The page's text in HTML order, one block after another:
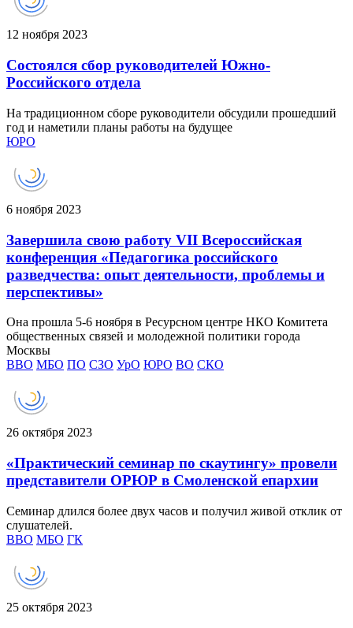
12 ноября 2023
Состоялся сбор руководителей Южно-
Российского отдела
На традиционном сборе руководители обсудили прошедший
год и наметили планы работы на будущее
ЮРО
6 ноября 2023
Завершила свою работу VII Всероссийская
конференция «Педагогика российского
разведчества: опыт деятельности, проблемы и
перспективы»
Она прошла 5-6 ноября в Ресурсном центре НКО Комитета
общественных связей и молодежной политики города
Москвы
ВВО МБО ПО СЗО УрО ЮРО ВО СКО
26 октября 2023
«Практический семинар по скаутингу» провели
представители ОРЮР в Смоленской епархии
Семинар длился более двух часов и получил живой отклик от
слушателей.
ВВО МБО ГК
25 октября 2023